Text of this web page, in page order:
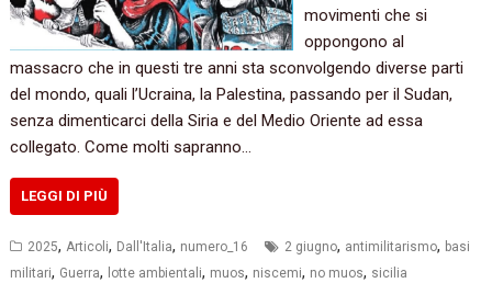
movimenti che si
oppongono al
massacro che in questi tre anni sta sconvolgendo diverse parti
del mondo, quali l’Ucraina, la Palestina, passando per il Sudan,
senza dimenticarci della Siria e del Medio Oriente ad essa
collegato. Come molti sapranno…
LEGGI DI PIÙ
2025, Articoli, Dall'Italia, numero_16 2 giugno, antimilitarismo, basi
militari, Guerra, lotte ambientali, muos, niscemi, no muos, sicilia